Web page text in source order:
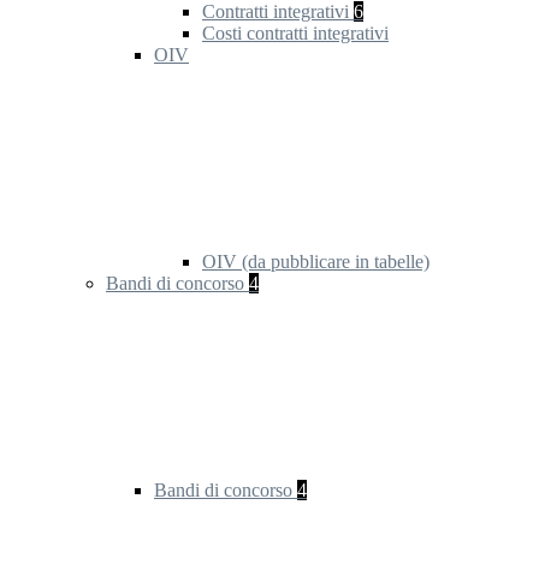
Contratti integrativi 6
Costi contratti integrativi
OIV
OIV (da pubblicare in tabelle)
Bandi di concorso 4
Bandi di concorso 4